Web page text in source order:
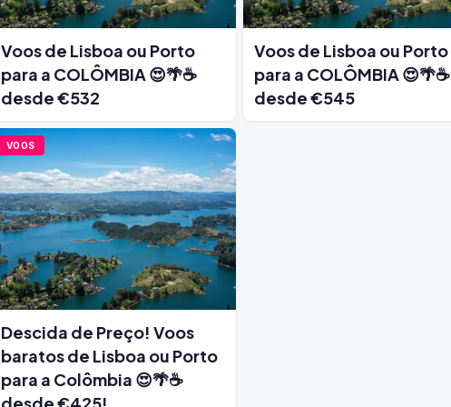
Voos de Lisboa ou Porto
para a COLÔMBIA 😍🌴☕
desde €532
Voos de Lisboa ou Porto
para a COLÔMBIA 😍🌴☕
desde €545
VOOS
Descida de Preço! Voos
baratos de Lisboa ou Porto
para a Colômbia 😍🌴☕